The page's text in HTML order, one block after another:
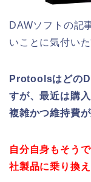
DAWソフトの記
いことに気付い
Protoolsはどの
すが、最近は購
複雑かつ維持費
自分自身もそう
社製品に乗り換